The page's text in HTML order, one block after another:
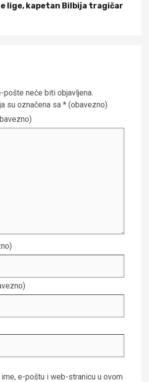
lige, kapetan Bilbija tragičar
pošte neće biti objavljena.
su označena sa * (obavezno)
e-poštu i web-stranicu u ovom